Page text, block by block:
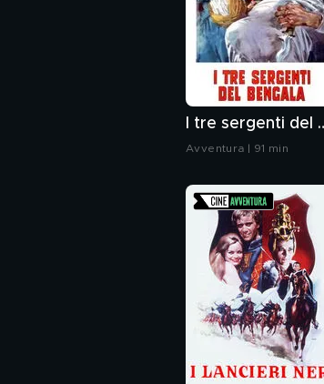
I tre
Avventura | 91 min